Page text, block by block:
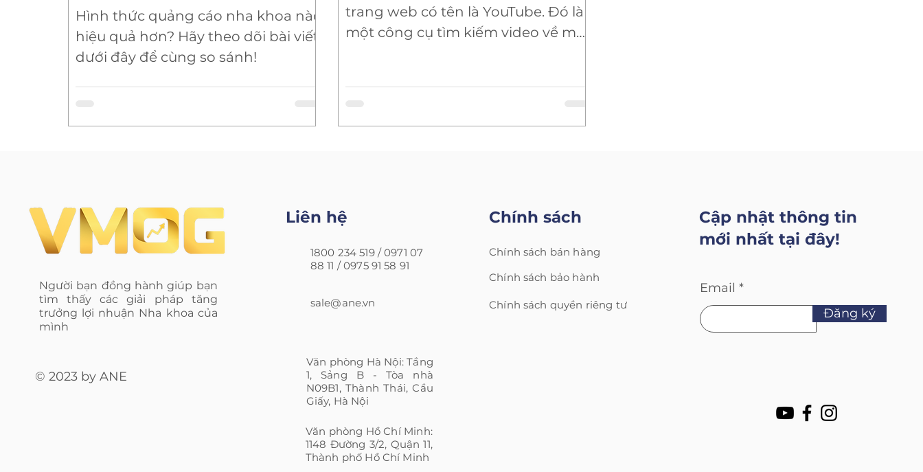
Hình thức quảng cáo nha khoa nào
hiệu quả hơn? Hãy theo dõi bài viết
dưới đây để cùng so sánh!
trang web có tên là YouTube. Đó là
một công cụ tìm kiếm video về mọi
Người bạn đồng hành giúp bạn
tìm thấy các giải pháp tăng
trưởng lợi nhuận Nha khoa của
mình
© 2023 by ANE
Liên hệ
1800 234 519 /0971 07
88 11 /0975 91 58 91
sale@ane.vn
Văn phòng Hà Nội: Tầng
1, Sảng B - Tòa nhà
N09B1, Thành Thái, Cầu
Giấy, Hà Nội
Văn phòng Hồ Chí Minh:
1148 Đường 3/2, Quận 11,
Thành phố Hồ Chí Minh
Chính sách
Chính sách bán hàng
Chính sách bảo hành
Chính sách quyền riêng tư
Cập nhật thông tin
mới nhất tại đây!
Email
Đăng ký